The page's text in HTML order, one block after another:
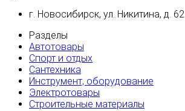
г. Новосибирск, ул. Никитина, д. 62
Разделы
Автотовары
Спорт и отдых
Сантехника
Инструмент, оборудование
Электротовары
Строительные материалы